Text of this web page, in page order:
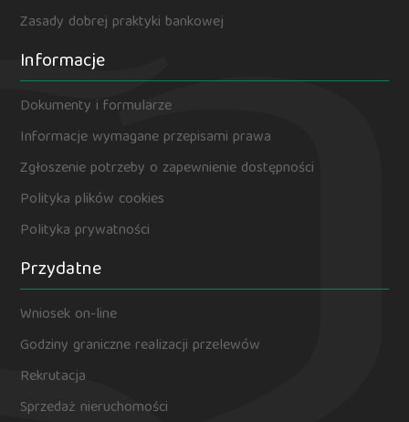
Zasady dobrej praktyki bankowej
Informacje
Dokumenty i formularze
Informacje wymagane przepisami prawa
Zgłoszenie potrzeby o zapewnienie dostępności
Polityka plików cookies
Polityka prywatności
Przydatne
Wniosek on-line
Godziny graniczne realizacji przelewów
Rekrutacja
Sprzedaż nieruchomości